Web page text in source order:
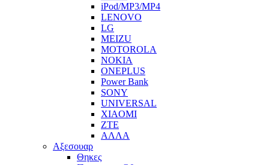
iPod/MP3/MP4
LENOVO
LG
MEIZU
MOTOROLA
NOKIA
ONEPLUS
Power Bank
SONY
UNIVERSAL
XIAOMI
ZTE
ΑΛΛΑ
Αξεσουαρ
Θηκες